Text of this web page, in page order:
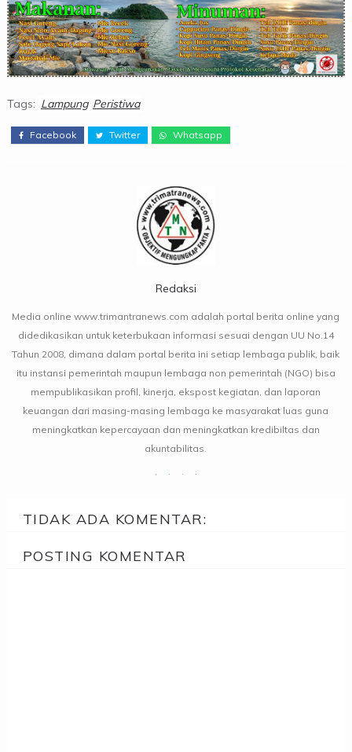
Tags: Lampung Peristiwa
Facebook Twitter Whatsapp
Redaksi
Media online www.trimantranews.com adalah portal berita online yang
didedikasikan untuk keterbukaan informasi sesuai dengan UU No.14
Tahun 2008, dimana dalam portal berita ini setiap lembaga publik, baik
itu instansi pemerintah maupun lembaga non pemerintah (NGO) bisa
mempublikasikan profil, kinerja, ekspost kegiatan, dan laporan
keuangan dari masing-masing lembaga ke masyarakat luas guna
meningkatkan kepercayaan dan meningkatkan kredibiltas dan
akuntabilitas.
TIDAK ADA KOMENTAR:
POSTING KOMENTAR